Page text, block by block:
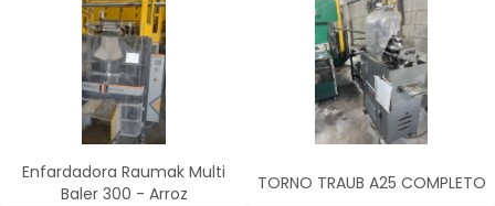
Enfardadora Raumak Multi
Baler 300 - Arroz
TORNO TRAUB A25 COMPLETO